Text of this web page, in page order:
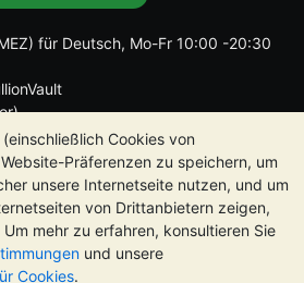
Cookies von
Präferenzen zu speichern, um
unsere Internetseite nutzen, und um
von Drittanbietern zeigen,
mehr zu erfahren, konsultieren Sie
und unsere
Cookies.
für Deutsch, Mo-Fr 10:00 -20:30